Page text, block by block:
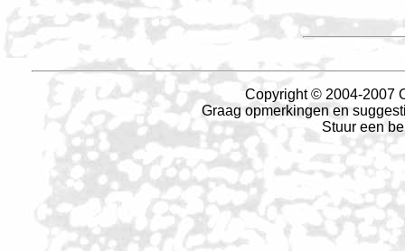
Copyright © 2004-2007
Graag opmerkingen en
Stuur een